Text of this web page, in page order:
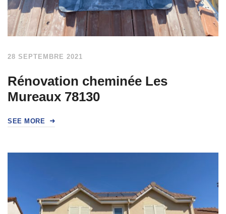
28 SEPTEMBRE 2021
Rénovation cheminée Les
Mureaux 78130
SEE MORE